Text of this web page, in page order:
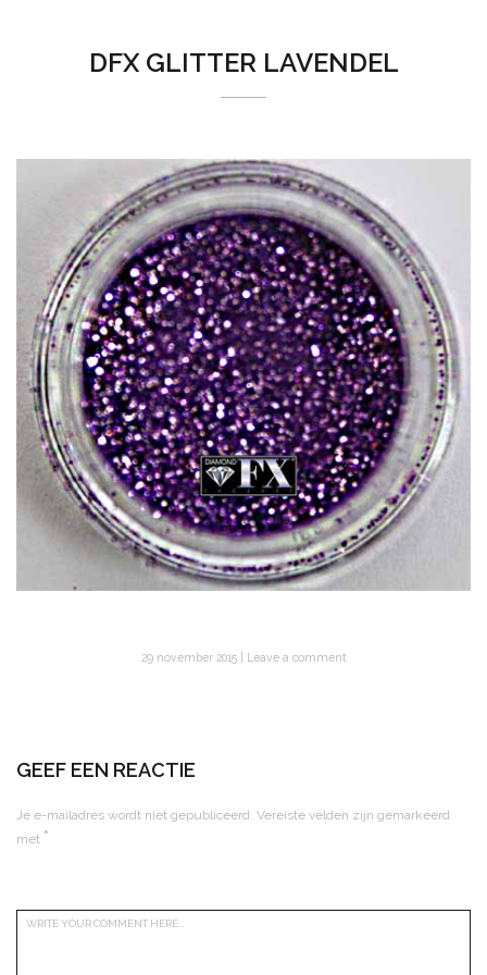
DFX GLITTER LAVENDEL
29 november 2015 Leave a comment
GEEF EEN REACTIE
Je e-mailadres wordt niet gepubliceerd. Vereiste velden zijn gemarkeerd
met *